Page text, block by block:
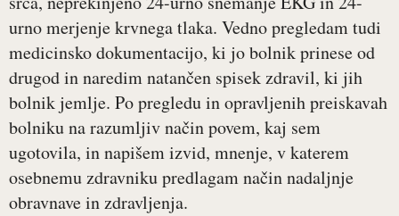
urno merjenje krvnega tlaka. Vedno pregledam tudi
medicinsko dokumentacijo, ki jo bolnik prinese od
drugod in naredim natančen spisek zdravil, ki jih
bolnik jemlje. Po pregledu in opravljenih preiskavah
bolniku na razumljiv način povem, kaj sem
ugotovila, in napišem izvid, mnenje, v katerem
osebnemu zdravniku predlagam način nadaljnje
obravnave in zdravljenja.